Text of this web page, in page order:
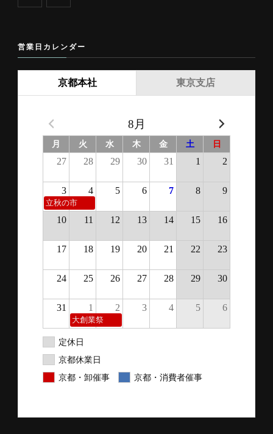
営業日カレンダー
京都本社
8月
月 火 水 木 金 土 日
27 28 29 30 31 1 2
3 4 5 6 7 8 9
立秋の市
10 11 12 13 14 15 16
17 18 19 20 21 22 23
24 25 26 27 28 29 30
31 1 2 3 4 5 6
大創業祭
定休日
京都休業日
京都・卸催事
京都・消費者催事
東京支店